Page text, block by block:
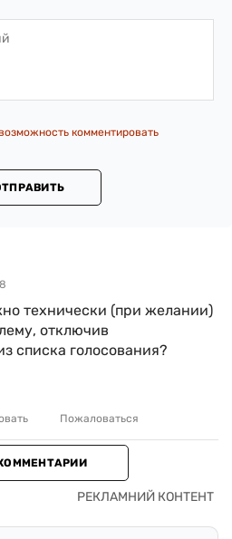
комментировать
технически (при желании)
отключив
списка голосования?
Пожаловаться